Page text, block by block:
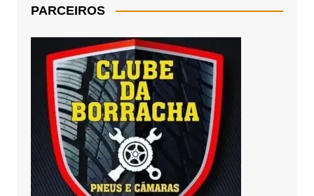
PARCEIROS